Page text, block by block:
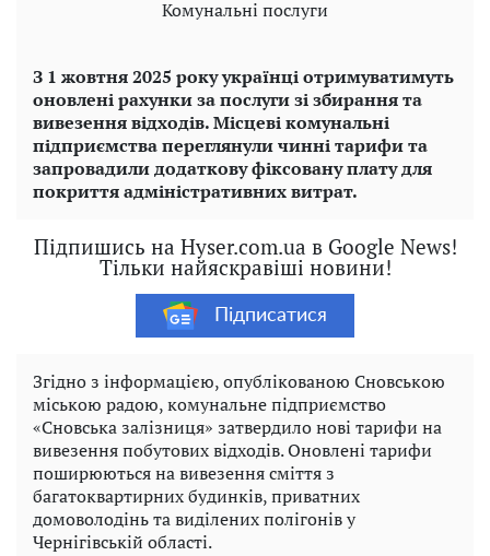
Комунальні послуги
З 1 жовтня 2025 року українці отримуватимуть
оновлені рахунки за послуги зі збирання та
вивезення відходів. Місцеві комунальні
підприємства переглянули чинні тарифи та
запровадили додаткову фіксовану плату для
покриття адміністративних витрат.
Підпишись на Hyser.com.ua в Google News!
Тільки найяскравіші новини!
Підписатися
Згідно з інформацією, опублікованою Сновською
міською радою, комунальне підприємство
«Сновська залізниця» затвердило нові тарифи на
вивезення побутових відходів. Оновлені тарифи
поширюються на вивезення сміття з
багатоквартирних будинків, приватних
домоволодінь та виділених полігонів у
Чернігівській області.